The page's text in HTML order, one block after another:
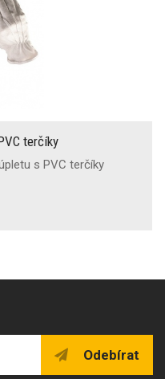
terčíky
s PVC terčíky
Odebírat